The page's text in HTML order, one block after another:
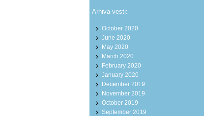
Arhiva vesti:
October 2020
June 2020
May 2020
March 2020
February 2020
January 2020
December 2019
November 2019
October 2019
September 2019